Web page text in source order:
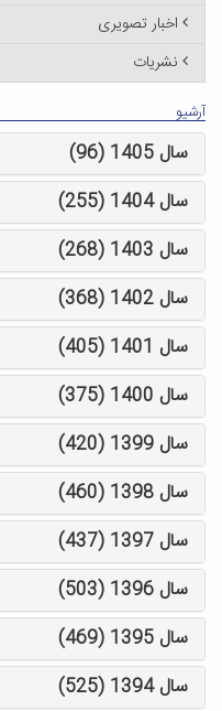
اخبار تصویری
نشریات
آرشیو
سال 1405 (96)
سال 1404 (255)
سال 1403 (268)
سال 1402 (368)
سال 1401 (405)
سال 1400 (375)
سال 1399 (420)
سال 1398 (460)
سال 1397 (437)
سال 1396 (503)
سال 1395 (469)
سال 1394 (525)